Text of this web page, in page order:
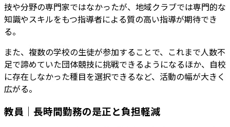
技や分野の専門家ではなかったが、地域クラブでは専門的な
知識やスキルをもつ指導者による質の高い指導が期待でき
る。
また、複数の学校の生徒が参加することで、これまで人数不
足で諦めていた団体競技に挑戦できるようになるほか、自校
に存在しなかった種目を選択できるなど、活動の幅が大きく
広がる。
教員｜長時間勤務の是正と負担軽減